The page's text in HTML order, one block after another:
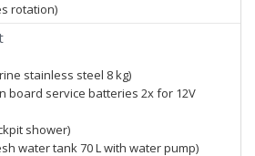
rotation)
stainless steel 8 kg)
board service batteries 2x for 12V
shower)
water tank 70 L with water pump)